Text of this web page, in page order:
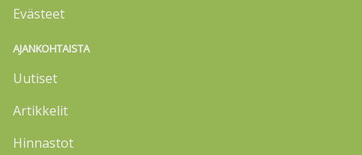
Evästeet
AJANKOHTAISTA
Uutiset
Artikkelit
Hinnastot